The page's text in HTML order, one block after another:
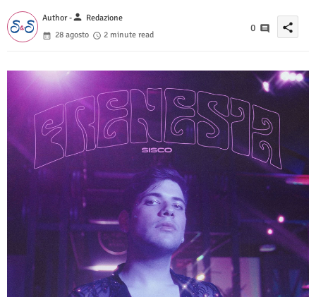
Author -person Redazione
28 agosto
2 minute read
0 share